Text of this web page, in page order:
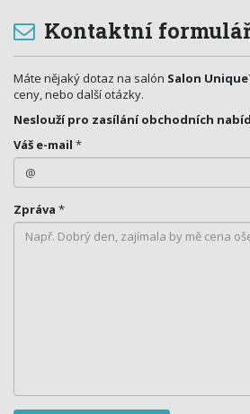
Kontaktní
Máte nějaký dotaz na salón Salon Unique
ceny, nebo další otázky.
Neslouží pro zasílání obchodních
Váš e-mail *
Zpráva *